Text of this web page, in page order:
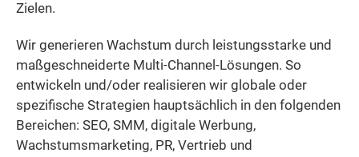
Zielen.
Wir generieren Wachstum durch leistungsstarke und
maßgeschneiderte Multi-Channel-Lösungen. So
entwickeln und/oder realisieren wir globale oder
spezifische Strategien hauptsächlich in den folgenden
Bereichen: SEO, SMM, digitale Werbung,
Wachstumsmarketing, PR, Vertrieb und